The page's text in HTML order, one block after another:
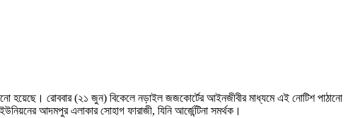
হয়েছে। রোববার (২১ জুন) বিকেলে নড়াইল জজকোর্টের আইনজীবীর মাধ্যমে এই নোটিশ পাঠানো
আদমপুর এলাকার সোহাগ ফারাজী, যিনি আর্জেন্টিনা সমর্থক।